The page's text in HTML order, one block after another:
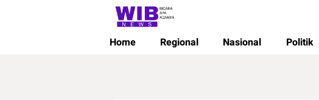
Wibnews
Waktu Indonesia Bicara
Home Regional Nasional Politik